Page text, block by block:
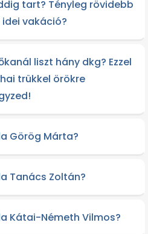
tart? Tényleg rövidebb
idei vakáció?
liszt hány dkg? Ezzel
trükkel örökre
Görög Márta?
Tanács Zoltán?
Kátai-Németh Vilmos?